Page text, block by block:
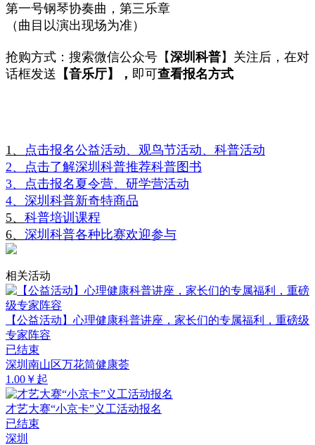
第一号钢琴协奏曲，第三乐章
（曲目以演出现场为准）
抢购方式：搜索微信公众号【深圳科普】关注后，在对
话框发送 【音乐厅】， 即可查看报名方式
1、 点击报名公益活动、观鸟节活动、科普活动
2、点击了解深圳科普推荐科普图书
3、点击报名夏令营、研学营活动
4、深圳科普新奇特商品
5、 科普培训课程
6、 深圳科普各种比赛欢迎参与
相关活动
【公益活动】心理健康科普讲座，家长们的专属福利，重磅级
专家阵容
已结束
深圳南山区万花筒健康荟
1.00￥起
才艺大赛“小京卡”义工活动报名
已结束
深圳